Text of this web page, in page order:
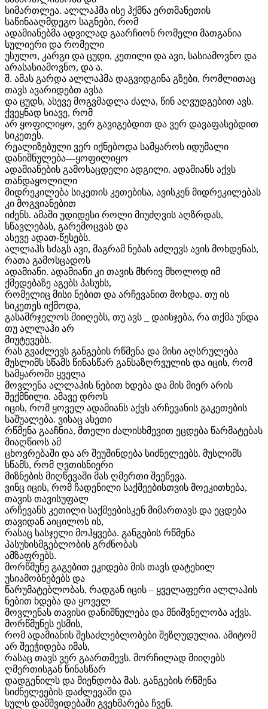
სიმართლეა. ალლაჰმა ისე ჰქმნა ერთმანეთის
საწინააღმდეგო საგნები, რომ
ადამიანებმა ადვილად გაარჩიონ რომელი მათგანია
სულიერი და რომელი
უსულო, კარგი და ცუდი, კეთილი და ავი, სასიამოვნო და
არასასიამოვნო, და ა.
შ. ამას გარდა ალლაჰმა დაგვიდგინა გზები, რომლითაც
თავს ავარიდებთ ავსა
და ცუდს, ასევე მოგვმადლა ძალა, წინ აღვუდგებით ავს.
ქვეყნად სიავე, რომ
არ ყოფილიყო, ვერ გავიგებდით და ვერ დავაფასებდით
სიკეთეს.
რეალიზებული ვერ იქნებოდა სამყაროს იდუმალი
დანიშნულება—ყოფილიყო
ადამიანების გამოსაცდელი ადგილი. ადამიანს აქვს
თანდაყოლილი
მიდრეკილება სიკეთის კეთებისა, ავისკენ მიდრეკილებას
კი მოგვიანებით
იძენს. ამაში უდიდესი როლი მიუძღვის აღზრდას,
სწავლებას, გარემოცვას და
ასევე ადათ-წესებს.
ალლაჰს სძაგს ავი, მაგრამ ნებას აძლევს ავის მოხდენას,
რათა გამოსცადოს
ადამიანი. ადამიანი კი თავის მხრივ მხოლოდ იმ
ქმედებაზე აგებს პასუხს,
რომელიც მისი ნებით და არჩევანით მოხდა. თუ ის
სიკეთეს იქმოდა,
გასამრჯელოს მიიღებს, თუ ავს _ დაისჯება, რა თქმა უნდა
თუ ალლაჰი არ
მიუტევებს.
რას გვაძლევს განგების რწმენა და მისი აღსრულება
მუსლიმს სწამს წინასწარ განსაზღრვულის და იცის, რომ
სამყაროში ყველა
მოვლენა ალლაჰის ნებით ხდება და მის მიერ არის
შექმნილი. ამავე დროს
იცის, რომ ყოველ ადამიანს აქვს არჩევანის გაკეთების
საშუალება. ვისაც ასეთი
რწმენა გააჩნია, მთელი ძალისხმევით ეცდება წარმატებას
მიაღწიოს ამ
ცხოვრებაში და არ შეუშინდება სიძნელეებს. მუსლიმს
სწამს, რომ ღვთისნიერი
მიზნების მიღწევაში მას ღმერთი შეეწევა.
ვინც იცის, რომ ჩადენილი საქმეებისთვის მოეკითხება,
თავის თავისუფალ
არჩევანს კეთილი საქმეებისკენ მიმართავს და ეცდება
თავიდან აიცილოს ის,
რასაც სასჯელი მოჰყვება. განგების რწმენა
პასუხისმგებლობის გრძნობას
ამზაფრებს.
მორწმუნე გაგებით ეკიდება მის თავს დატეხილ
უსიამობნებებს და
წარუმატებლობას, რადგან იცის – ყველაფერი ალლაჰის
ნებით ხდება და ყოველ
მოვლენას თავისი დანიშნულება და მნიშვნელობა აქვს.
მორწმუნეს ესმის,
რომ ადამიანის შესაძლებლობები შეზღუდულია. ამიტომ
არ შეეჭიდება იმას,
რასაც თავს ვერ გაართმევს. მორჩილად მიიღებს
ღმერთისგან წინასწარ
დადგენილს და მიენდობა მას. განგების რწმენა
სიძნელეების დაძლევაში და
სულს დამშვიდებაში გვეხმარება ჩვენ.